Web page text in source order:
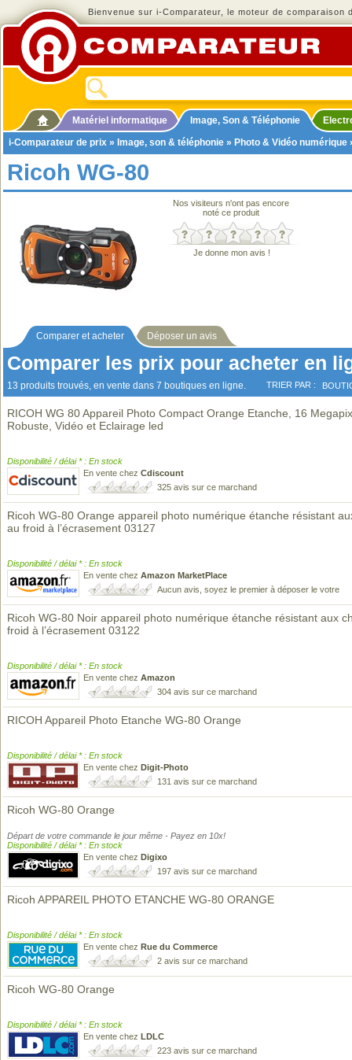
Bienvenue sur i-Comparateur, le moteur de comparaison
Matériel informatique Image, Son & Téléphonie
i-Comparateur de prix » Image, son & téléphonie » Photo & Vidéo numérique
Ricoh WG-80
Nos visiteurs n'ont pas encore
noté ce produit
Je donne mon avis !
Comparer et acheter Déposer un avis
Comparer les prix pour acheter en
13 produits trouvés, en vente dans 7 boutiques en ligne. TRIER PAR :
RICOH WG 80 Appareil Photo Compact Orange Etanche, 16
Robuste, Vidéo et Eclairage led
Disponibilité / délai * : En stock
En vente chez Cdiscount
325 avis sur ce marchand
Ricoh WG-80 Orange appareil photo numérique étanche résistant
au froid à l’écrasement 03127
Disponibilité / délai * : En stock
En vente chez Amazon MarketPlace
Aucun avis, soyez le premier à déposer le votre
Ricoh WG-80 Noir appareil photo numérique étanche résistant aux
froid à l’écrasement 03122
Disponibilité / délai * : En stock
En vente chez Amazon
304 avis sur ce marchand
RICOH Appareil Photo Etanche WG-80 Orange
Disponibilité / délai * : En stock
En vente chez Digit-Photo
131 avis sur ce marchand
Ricoh WG-80 Orange
Départ de votre commande le jour même - Payez en 10x!
Disponibilité / délai * : En stock
En vente chez Digixo
197 avis sur ce marchand
Ricoh APPAREIL PHOTO ETANCHE WG-80 ORANGE
Disponibilité / délai * : En stock
En vente chez Rue du Commerce
2 avis sur ce marchand
Ricoh WG-80 Orange
Disponibilité / délai * : En stock
En vente chez LDLC
223 avis sur ce marchand